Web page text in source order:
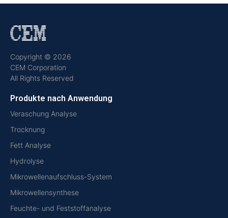
Copyright © 2026
CEM Corporation
All Rights Reserved
Produkte nach Anwendung
Veraschung Analyse
Trocknung
Fett Analyse
Hydrolyse
Mikrowellenaufschluss-System
Mikrowellensynthese
Feuchte- und Feststoffanalyse